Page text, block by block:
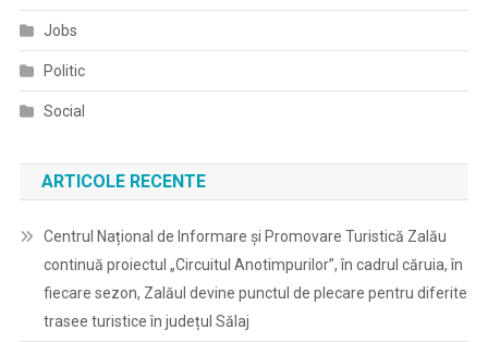
Jobs
Politic
Social
ARTICOLE RECENTE
Centrul Național de Informare și Promovare Turistică Zalău
continuă proiectul „Circuitul Anotimpurilor”, în cadrul căruia, în
fiecare sezon, Zalăul devine punctul de plecare pentru diferite
trasee turistice în județul Sălaj